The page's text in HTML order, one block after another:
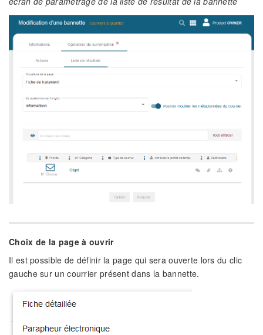
Choix de la page à ouvrir
Il est possible de définir la page qui sera ouverte lors du clic
gauche sur un courrier présent dans la bannette.